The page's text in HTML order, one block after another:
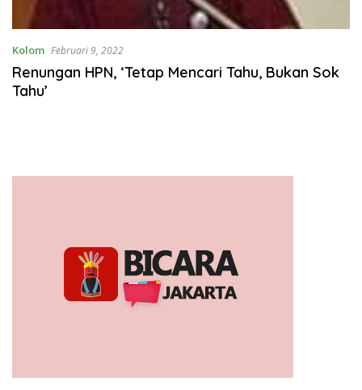
Kolom Februari 9, 2022
Renungan HPN, ‘Tetap Mencari Tahu, Bukan Sok
Tahu’